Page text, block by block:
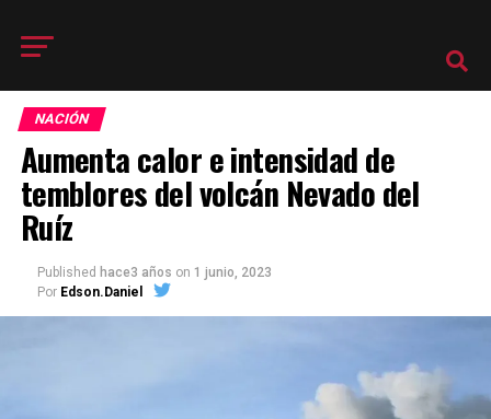
NACIÓN
Aumenta calor e intensidad de
temblores del volcán Nevado del
Ruíz
Published hace3 años on 1 junio, 2023
Por Edson.Daniel